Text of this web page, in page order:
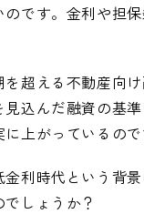
のです。金利や担
を超える不動産向
見込んだ融資の基
上がっているので
金利時代という背
しょうか？